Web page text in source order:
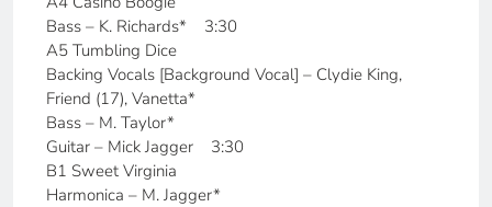
Bass – K. Richards* 3:30
A5 Tumbling Dice
Backing Vocals [Background Vocal] – Clydie King,
Friend (17), Vanetta*
Bass – M. Taylor*
Guitar – Mick Jagger 3:30
B1 Sweet Virginia
Harmonica – M. Jagger*